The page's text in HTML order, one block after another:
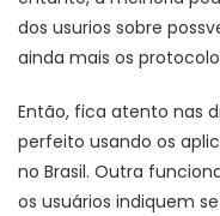
dos usurios sobre
ainda mais os
Então, fica atento nas
perfeito usando os
no Brasil. Outra
os usuários indiquem